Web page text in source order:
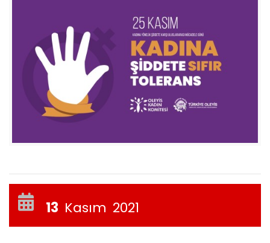
13 Kasım 2021